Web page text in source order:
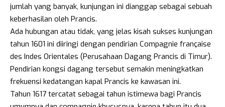
jumlah yang banyak, kunjungan ini dianggap sebagai sebuah
keberhasilan oleh Prancis.
Ada hubungan atau tidak, yang jelas kisah sukses kunjungan
tahun 1601 ini diiringi dengan pendirian Compagnie française
des Indes Orientales (Perusahaan Dagang Prancis di Timur).
Pendirian kongsi dagang tersebut semakin meningkatkan
frekuensi kedatangan kapal Prancis ke kawasan ini.
Tahun 1617 tercatat sebagai tahun istimewa bagi Prancis